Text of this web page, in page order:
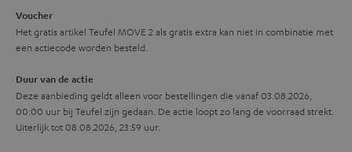
i
e
Voucher
Het gratis artikel Teufel MOVE 2 als gratis extra kan niet in combinatie met
een actiecode worden besteld.
Duur van de actie
Deze aanbieding geldt alleen voor bestellingen die vanaf 03.08.2026,
00:00 uur bij Teufel zijn gedaan. De actie loopt zo lang de voorraad strekt.
Uiterlijk tot 08.08.2026, 23:59 uur.